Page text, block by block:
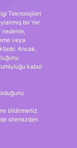
Teknolojileri
bir Yer
nedenle,
veya
Ancak,
kabul
bildirmeniz
sitemizden